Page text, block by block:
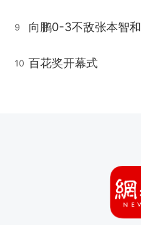
9 向鹏0-3不敌张本智和
10 百花奖开幕式